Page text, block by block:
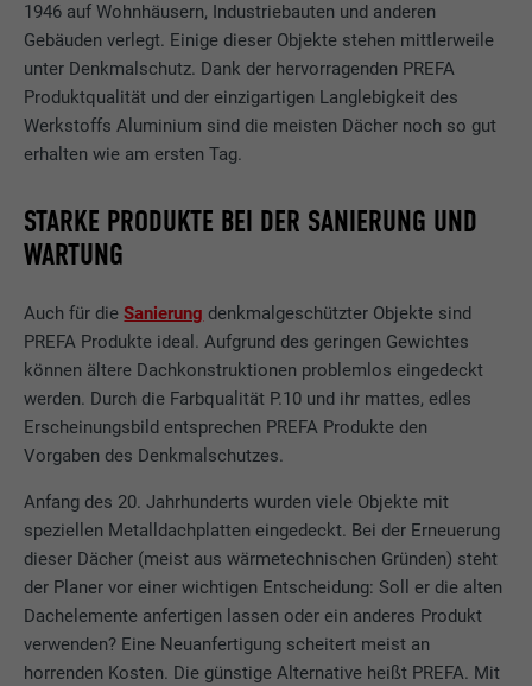
1946 auf Wohnhäusern, Industriebauten und anderen
Gebäuden verlegt. Einige dieser Objekte stehen mittlerweile
unter Denkmalschutz. Dank der hervorragenden PREFA
Produktqualität und der einzigartigen Langlebigkeit des
Werkstoffs Aluminium sind die meisten Dächer noch so gut
erhalten wie am ersten Tag.
STARKE PRODUKTE BEI DER SANIERUNG UND
WARTUNG
Auch für dieSanierung denkmalgeschützter Objekte sind
PREFA Produkte ideal. Aufgrund des geringen Gewichtes
können ältere Dachkonstruktionen problemlos eingedeckt
werden. Durch die Farbqualität P.10 und ihr mattes, edles
Erscheinungsbild entsprechen PREFA Produkte den
Vorgaben des Denkmalschutzes.
Anfang des 20. Jahrhunderts wurden viele Objekte mit
speziellen Metalldachplatten eingedeckt. Bei der Erneuerung
dieser Dächer (meist aus wärmetechnischen Gründen) steht
der Planer vor einer wichtigen Entscheidung: Soll er die alten
Dachelemente anfertigen lassen oder ein anderes Produkt
verwenden? Eine Neuanfertigung scheitert meist an
horrenden Kosten. Die günstige Alternative heißt PREFA. Mit